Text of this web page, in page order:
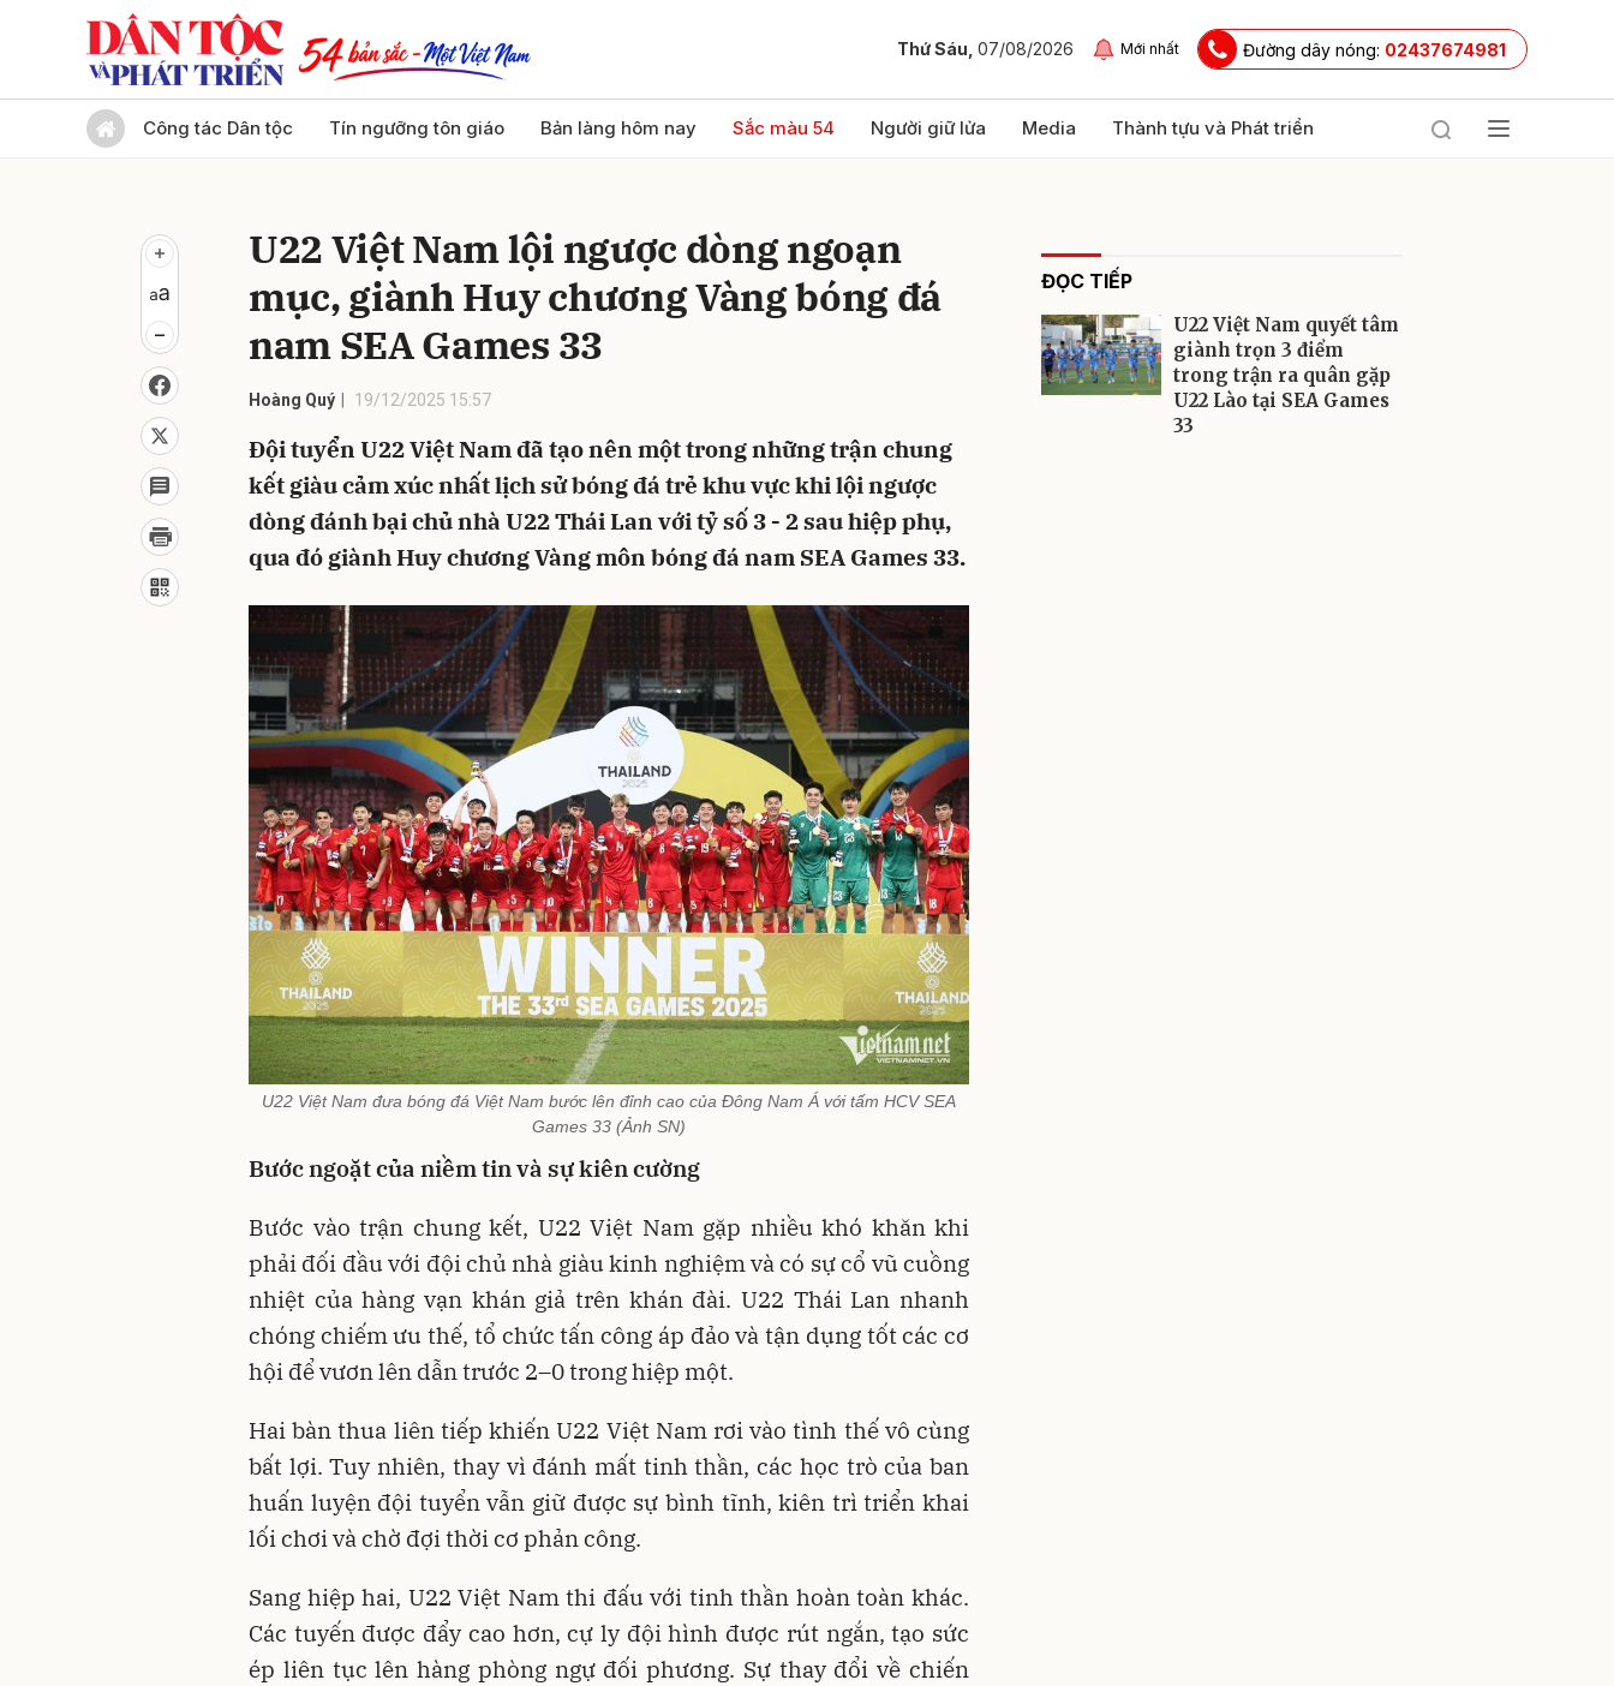
Thứ Sáu, 07/08/2026 Mới nhất Đường dây nóng: 02437674981
Công tác Dân tộc Tín ngưỡng tôn giáo Bản làng hôm nay Sắc màu 54 Người giữ lửa Media Thành tựu và Phát triển
U22 Việt Nam lội ngược dòng ngoạn
mục, giành Huy chương Vàng bóng đá
nam SEA Games 33
Hoàng Quý 19/12/2025 15:57
Đội tuyển U22 Việt Nam đã tạo nên một trong những trận chung
kết giàu cảm xúc nhất lịch sử bóng đá trẻ khu vực khi lội ngược
dòng đánh bại chủ nhà U22 Thái Lan với tỷ số 3 - 2 sau hiệp phụ,
qua đó giành Huy chương Vàng môn bóng đá nam SEA Games 33.
U22 Việt Nam đưa bóng đá Việt Nam bước lên đỉnh cao của Đông Nam Á với tấm HCV SEA
Games 33 (Ảnh SN)
Bước ngoặt của niềm tin và sự kiên cường
Bước vào trận chung kết, U22 Việt Nam gặp nhiều khó khăn khi
phải đối đầu với đội chủ nhà giàu kinh nghiệm và có sự cổ vũ cuồng
nhiệt của hàng vạn khán giả trên khán đài. U22 Thái Lan nhanh
chóng chiếm ưu thế, tổ chức tấn công áp đảo và tận dụng tốt các cơ
hội để vươn lên dẫn trước 2–0 trong hiệp một.
Hai bàn thua liên tiếp khiến U22 Việt Nam rơi vào tình thế vô cùng
bất lợi. Tuy nhiên, thay vì đánh mất tinh thần, các học trò của ban
huấn luyện đội tuyển vẫn giữ được sự bình tĩnh, kiên trì triển khai
lối chơi và chờ đợi thời cơ phản công.
Sang hiệp hai, U22 Việt Nam thi đấu với tinh thần hoàn toàn khác.
Các tuyến được đẩy cao hơn, cự ly đội hình được rút ngắn, tạo sức
ép liên tục lên hàng phòng ngự đối phương. Sự thay đổi về chiến
ĐỌC TIẾP
U22 Việt Nam quyết tâm
giành trọn 3 điểm
trong trận ra quân gặp
U22 Lào tại SEA Games
33
Gửi bình luận
Gửi